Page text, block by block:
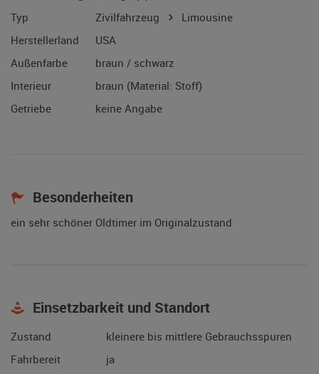
Typ
Zivilfahrzeug
Limousine
Herstellerland
USA
Außenfarbe
braun / schwarz
Interieur
braun (Material: Stoff)
Getriebe
keine Angabe
Besonderheiten
ein sehr schöner Oldtimer im Originalzustand
Einsetzbarkeit und Standort
Zustand
kleinere bis mittlere Gebrauchsspuren
Fahrbereit
ja